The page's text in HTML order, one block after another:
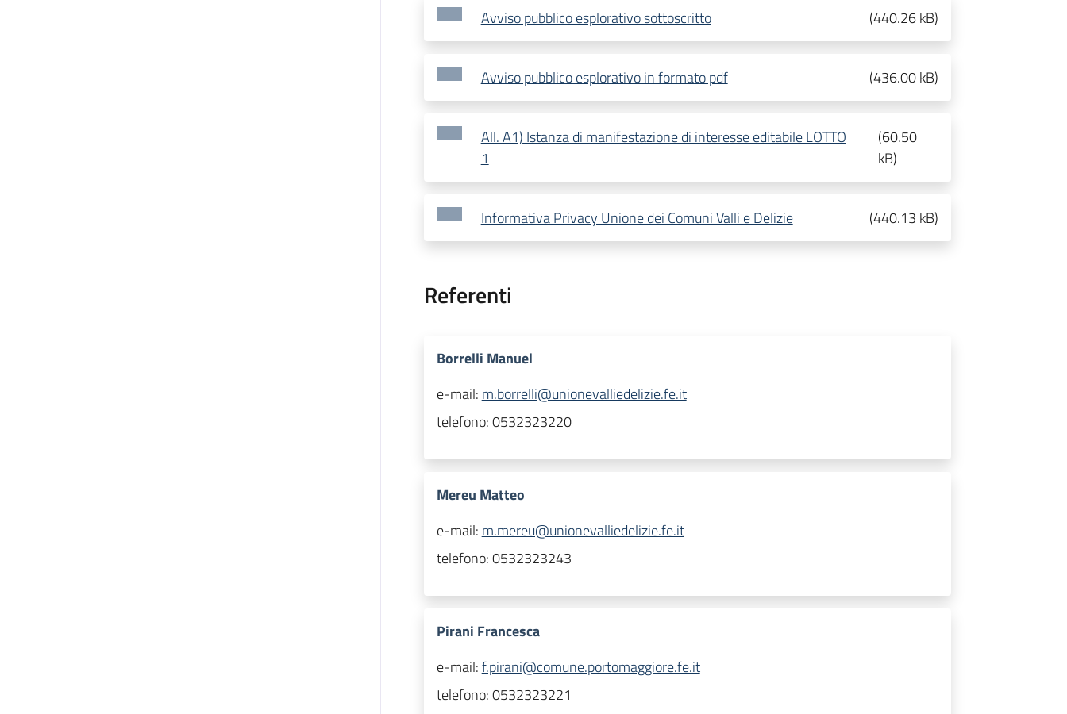
Avviso pubblico esplorativo sottoscritto (440.26 kB)
Avviso pubblico esplorativo in formato pdf (436.00 kB)
All. A1) Istanza di manifestazione di interesse editabile LOTTO
1
(60.50
kB)
Informativa Privacy Unione dei Comuni Valli e Delizie (440.13 kB)
Referenti
Borrelli Manuel
e-mail: m.borrelli@unionevalliedelizie.fe.it
telefono:0532323220
Mereu Matteo
e-mail: m.mereu@unionevalliedelizie.fe.it
telefono:0532323243
Pirani Francesca
e-mail:f.pirani@comune.portomaggiore.fe.it
telefono:0532323221